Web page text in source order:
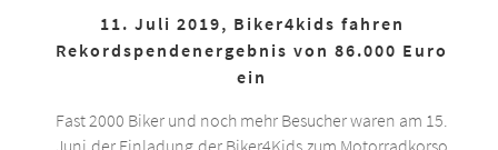
11. Juli 2019, Biker4kids fahren
Rekordspendenergebnis von 86.000 Euro
ein
Fast 2000 Biker und noch mehr Besucher waren am 15.
Juni der Einladung der Biker4Kids zum Motorradkorso